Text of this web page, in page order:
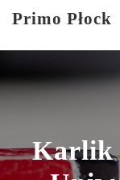
Primo Płock
Karlik